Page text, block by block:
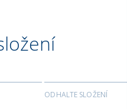
ODHALTE SLOŽENÍ